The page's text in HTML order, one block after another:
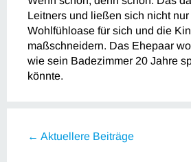
Leitners und ließen sich nicht
Wohlfühloase für sich und die
maßschneidern. Das Ehepaar
wie sein Badezimmer 20 Jahre
könnte.
← Aktuellere Beiträge